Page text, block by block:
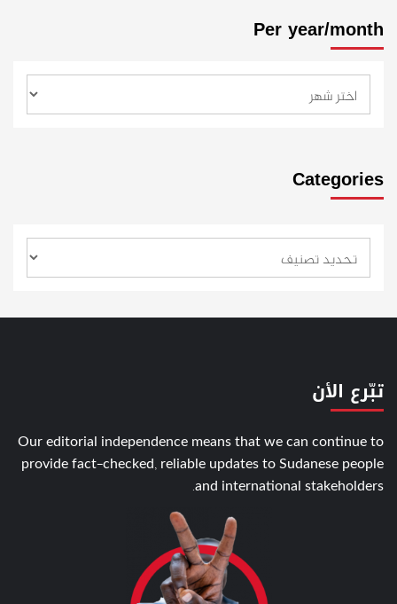
Per year/month
Categories
تبّرع الأن
Our editorial independence means that we can continue to
provide fact-checked, reliable updates to Sudanese people
and international stakeholders.